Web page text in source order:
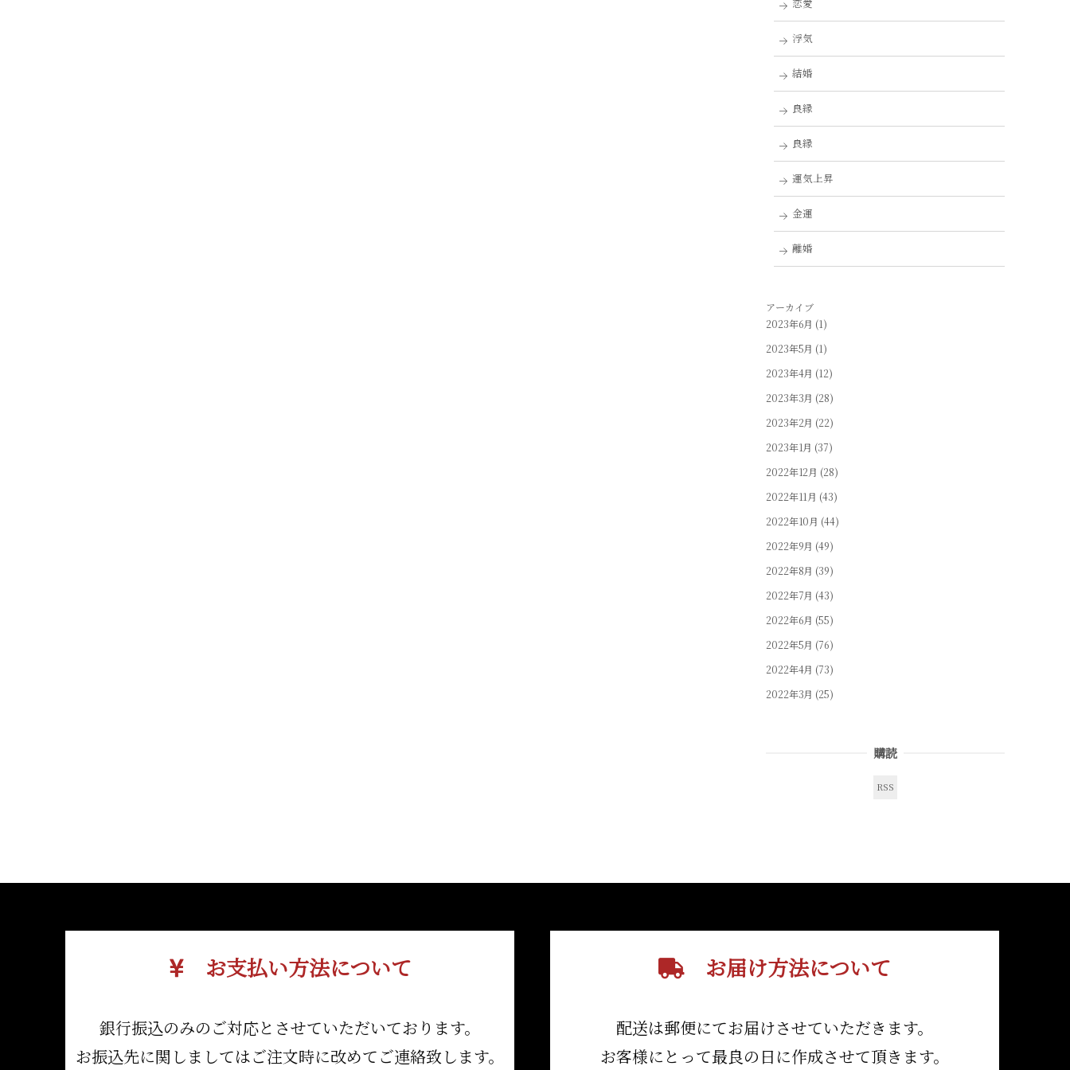
恋愛
浮気
結婚
良縁
良縁
運気上昇
金運
離婚
アーカイブ
2023年6月 (1)
2023年5月 (1)
2023年4月 (12)
2023年3月 (28)
2023年2月 (22)
2023年1月 (37)
2022年12月 (28)
2022年11月 (43)
2022年10月 (44)
2022年9月 (49)
2022年8月 (39)
2022年7月 (43)
2022年6月 (55)
2022年5月 (76)
2022年4月 (73)
2022年3月 (25)
購読
RSS
お支払い方法について
銀行振込のみのご対応とさせていただいております。
お振込先に関しましてはご注文時に改めてご連絡致します。
お届け方法について
配送は郵便にてお届けさせていただきます。
お客様にとって最良の日に作成させて頂きます。